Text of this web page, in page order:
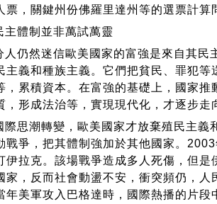
票，關鍵州份佛羅里達州等的選票計算
主體制並非萬試萬靈
仍然迷信歐美國家的富強是來自其民
主義和種族主義。它們把貧民、罪犯等
，累積資本。在富強的基礎上，國家推
，形成法治等，實現現代化，才逐步走
思潮轉變，歐美國家才放棄殖民主義
戰爭，把其體制強加於其他國家。
伊拉克。該場戰爭造成多人死傷，但是
家，反而社會動盪不安，衝突頻仍，
年美軍攻入巴格達時，國際熱播的片段